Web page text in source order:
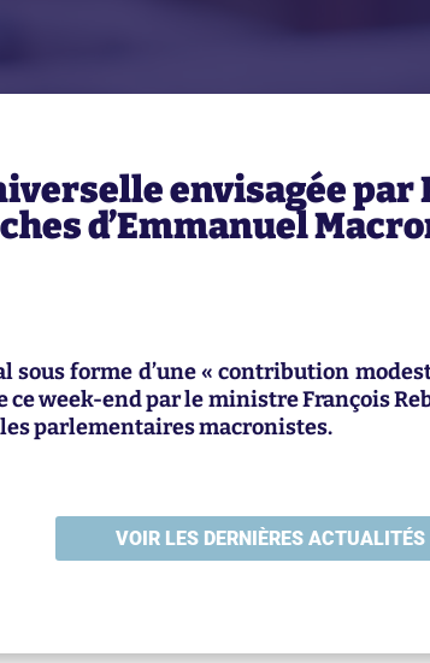
envisagée par
d’Emmanuel
sous forme d’une « contribution
ce week-end par le ministre François
parlementaires macronistes.
VOIR LES DERNIÈRES ACTUALITÉS